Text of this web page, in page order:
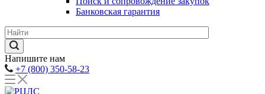
Банковская гарантия
Напишите нам
+7 (800) 350-58-23